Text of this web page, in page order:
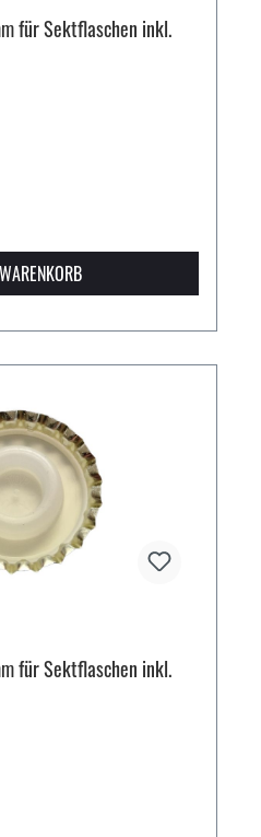
für Sektflaschen inkl.
für Sektflaschen inkl.